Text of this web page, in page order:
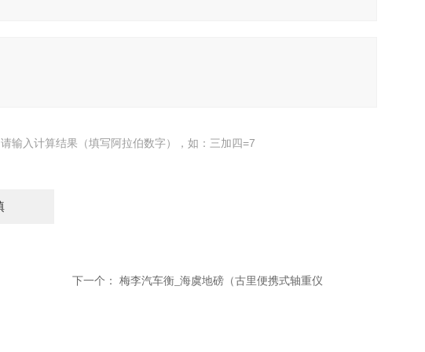
请输入计算结果（填写阿拉伯数字），如：三加四=7
下一个： 梅李汽车衡_海虞地磅（古里便携式轴重仪